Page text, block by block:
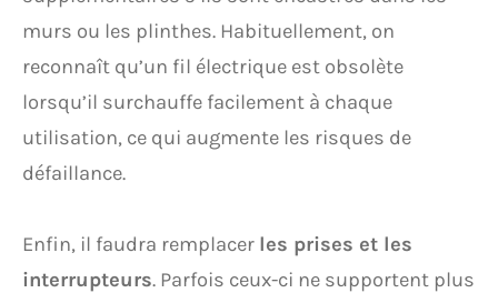
murs ou les plinthes. Habituellement, on
reconnaît qu’un fil électrique est obsolète
lorsqu’il surchauffe facilement à chaque
utilisation, ce qui augmente les risques de
défaillance.
Enfin, il faudra remplacer les prises et les
interrupteurs. Parfois ceux-ci ne supportent plus